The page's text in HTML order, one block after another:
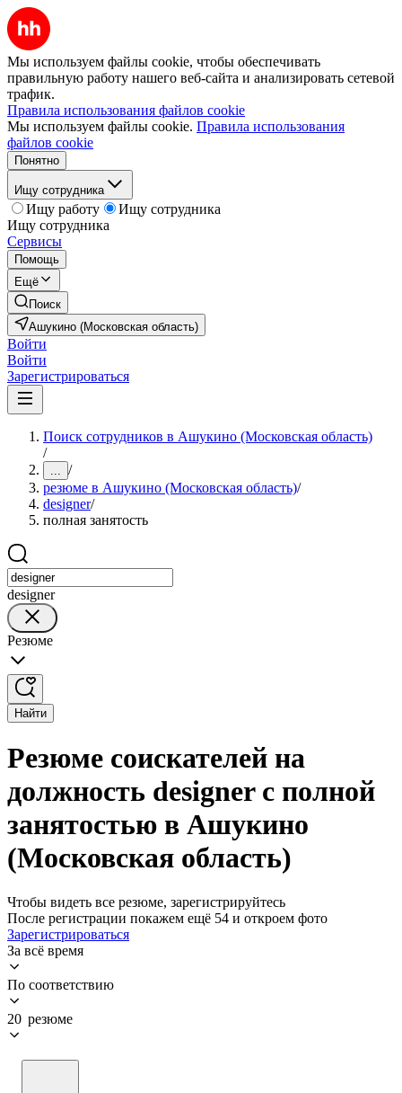
Мы используем файлы cookie, чтобы обеспечивать
правильную работу нашего веб-сайта и анализировать сетевой
трафик.
Правила использования файлов cookie
Мы используем файлы cookie. Правила использования
файлов cookie
Понятно
Ищу сотрудника
Ищу работу
Ищу сотрудника
Ищу сотрудника
Сервисы
Помощь
Ещё
Поиск
Ашукино (Московская область)
Войти
Войти
Зарегистрироваться
Поиск сотрудников в Ашукино (Московская область)
/
... /
резюме в Ашукино (Московская область)/
designer/
полная занятость
designer
Резюме
Найти
Резюме соискателей на
должность designer с полной
занятостью в Ашукино
(Московская область)
Чтобы видеть все резюме, зарегистрируйтесь
После регистрации покажем ещё 54 и откроем фото
Зарегистрироваться
За всё время
По соответствию
20 резюме